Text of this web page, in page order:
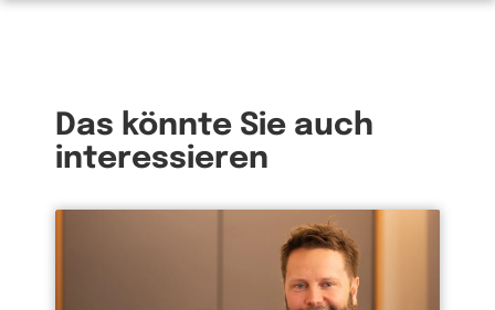
Das könnte Sie auch
interessieren